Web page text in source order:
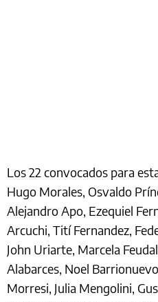
Los 22 convocados para
Hugo Morales, Osvaldo
Alejandro Apo, Ezequiel
Arcuchi, Tití Fernandez,
John Uriarte, Marcela
Alabarces, Noel
Morresi, Julia Mengolini,